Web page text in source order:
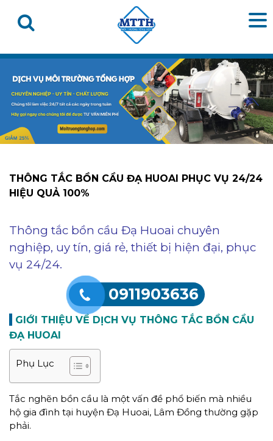
THÔNG TẮC BỒN CẦU ĐẠ HUOAI PHỤC VỤ 24/24
HIỆU QUẢ 100%
Thông tắc bồn cầu Đạ Huoai chuyên
nghiệp, uy tín, giá rẻ, thiết bị hiện đại, phục
vụ 24/24.
0911903636
GIỚI THIỆU VỀ DỊCH VỤ THÔNG TẮC BỒN CẦU
ĐẠ HUOAI
Phụ Lục
Tắc nghẽn bồn cầu là một vấn đề phổ biến mà nhiều
hộ gia đình tại huyện Đạ Huoai, Lâm Đồng thường gặp
phải.